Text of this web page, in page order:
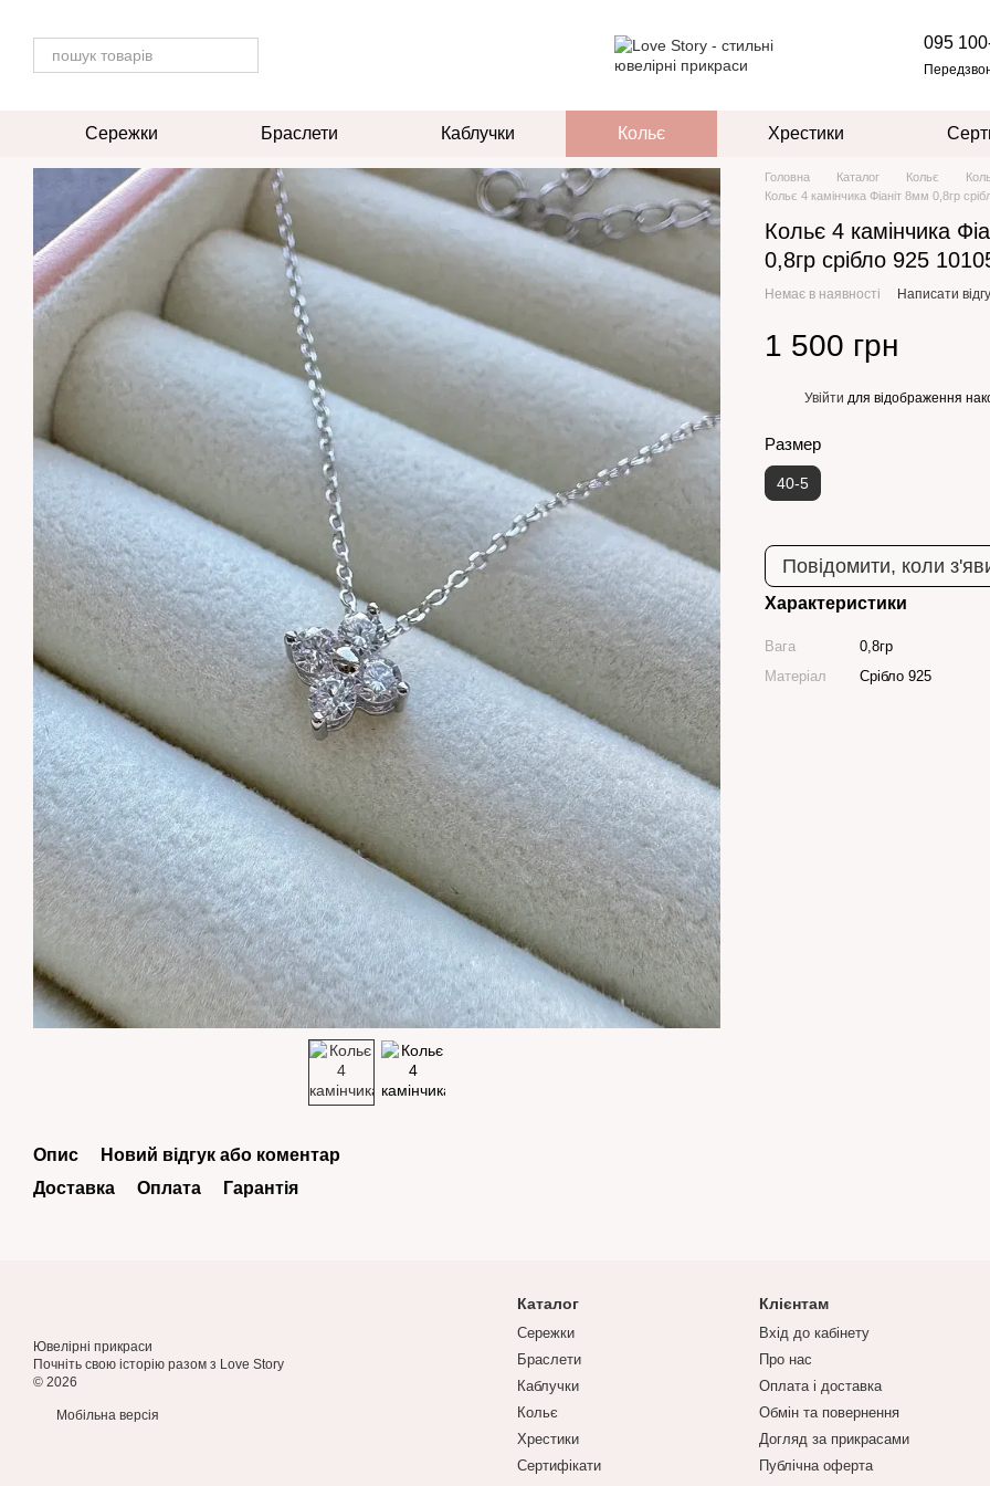
095
Сережки Браслети Каблучки Кольє Хрестики
Опис
Новий відгук або коментар
Доставка
Оплата Гарантія
Головна Каталог Кольє
Кольє 4 камінчика Фіаніт 8мм 0,8гр
Кольє 4 камінчика
0,8гр срібло 925
Немає в наявності Написати
1 500 грн
Увійти для відображення
Размер
40-5
Повідомити, коли
Характеристики
Вага
0,8гр
Матеріал
Срібло 925
Ювелірні прикраси
Почніть свою історію разом з Love Story
© 2026
Мобільна версія
Каталог
Сережки
Браслети
Каблучки
Кольє
Хрестики
Сертифікати
Клієнтам
Вхід до кабінету
Про нас
Оплата і доставка
Обмін та повернення
Догляд за прикрасами
Публічна оферта